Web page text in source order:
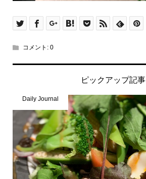
コメント: 0
ピックアップ記事
Daily Journal